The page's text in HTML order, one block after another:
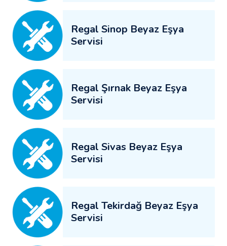
Regal Sinop Beyaz Eşya
Servisi
Regal Şırnak Beyaz Eşya
Servisi
Regal Sivas Beyaz Eşya
Servisi
Regal Tekirdağ Beyaz Eşya
Servisi